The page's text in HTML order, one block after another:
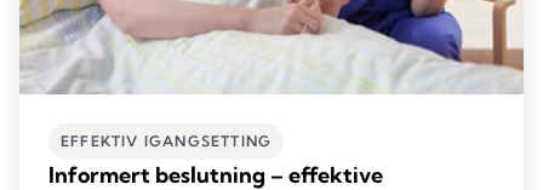
EFFEKTIV IGANGSETTING
Informert beslutning – effektive